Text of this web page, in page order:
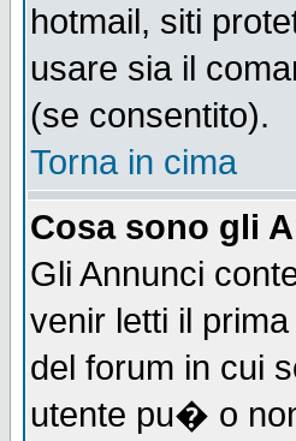
hotmail, siti
usare sia il
(se consentito).
Torna in cima
Cosa sono gli
Gli Annunci
venir letti il
del forum in cui
utente pu� o